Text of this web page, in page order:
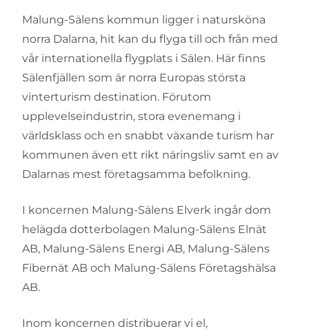
Malung-Sälens kommun ligger i natursköna
norra Dalarna, hit kan du flyga till och från med
vår internationella flygplats i Sälen. Här finns
Sälenfjällen som är norra Europas största
vinterturism destination. Förutom
upplevelseindustrin, stora evenemang i
världsklass och en snabbt växande turism har
kommunen även ett rikt näringsliv samt en av
Dalarnas mest företagsamma befolkning.
I koncernen Malung-Sälens Elverk ingår dom
helägda dotterbolagen Malung-Sälens Elnät
AB, Malung-Sälens Energi AB, Malung-Sälens
Fibernät AB och Malung-Sälens Företagshälsa
AB.
Inom koncernen distribuerar vi el,